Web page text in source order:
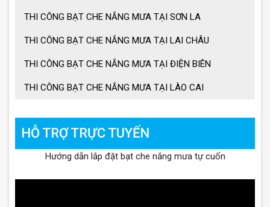
THI CÔNG BẠT CHE NẮNG MƯA TẠI SƠN LA
THI CÔNG BẠT CHE NẮNG MƯA TẠI LAI CHÂU
THI CÔNG BẠT CHE NẮNG MƯA TẠI ĐIỆN BIÊN
THI CÔNG BẠT CHE NẮNG MƯA TẠI LÀO CAI
HỖ TRỢ TRỰC TUYẾN
Hướng dẫn lắp đặt bạt che nắng mưa tự cuốn